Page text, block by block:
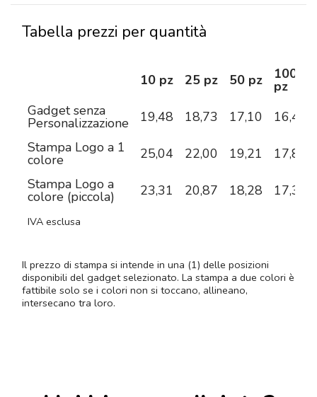
Tabella prezzi per quantità
10 pz 25 pz 50 pz 100
pz
Gadget senza
Personalizzazione 19,48 18,73 17,10
16,47
Stampa Logo a 1
colore 25,04 22,00 19,21
17,84
Stampa Logo a
colore (piccola) 23,31 20,87 18,28 17,35
IVA esclusa
Il prezzo di stampa si intende in una (1) delle posizioni
disponibili del gadget selezionato. La stampa a due colori è
fattibile solo se i colori non si toccano, allineano,
intersecano tra loro.